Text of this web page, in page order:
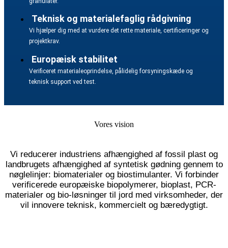
Teknisk og materialefaglig rådgivning
Vi hjælper dig med at vurdere det rette materiale, certificeringer og
projektkrav.
Europæisk stabilitet
Verificeret materialeoprindelse, pålidelig forsyningskæde og
teknisk support ved test.
Vores vision
Vi reducerer industriens afhængighed af fossil plast og
landbrugets afhængighed af syntetisk gødning gennem to
nøglelinjer: biomaterialer og biostimulanter. Vi forbinder
verificerede europæiske biopolymerer, bioplast, PCR-
materialer og bio-løsninger til jord med virksomheder, der
vil innovere teknisk, kommercielt og bæredygtigt.